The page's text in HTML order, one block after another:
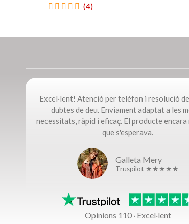
(4)
Excel·lent! Atenció per telèfon i resolució
dubtes de deu. Enviament adaptat a les
necessitats, ràpid i eficaç. El producte
que s'esperava.
Galleta Mery
Truspilot ★★★★★
Opinions 110 · Excel·lent